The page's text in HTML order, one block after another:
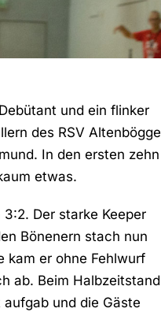
und ein flinker
des RSV Altenbögge
In den ersten zehn
etwas.
Der starke Keeper
Bönenern stach nun
kam er ohne Fehlwurf
ab. Beim Halbzeitstand
und die Gäste